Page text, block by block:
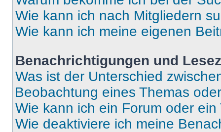
Wie kann ich nach Mitgliedern
Wie kann ich meine eigenen
Benachrichtigungen und
Was ist der Unterschied
Beobachtung eines Themas
Wie kann ich ein Forum oder
Wie deaktiviere ich meine